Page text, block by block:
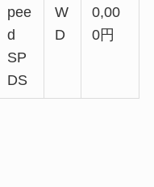
pee
d
SP
DS
W
D
0,00
0円